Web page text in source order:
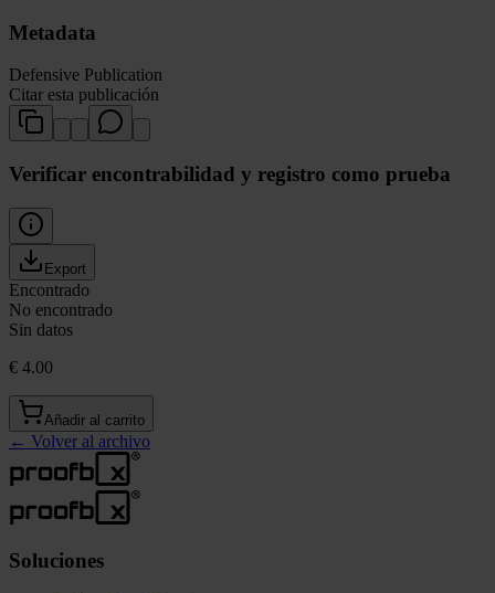
Metadata
Defensive Publication
Citar esta publicación
Verificar encontrabilidad y registro como prueba
Export
Encontrado
No encontrado
Sin datos
€ 4.00
Añadir al carrito
← Volver al archivo
Soluciones